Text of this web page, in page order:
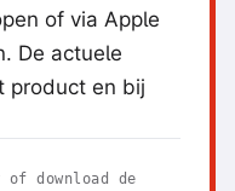
of via Apple
De actuele
product en bij
of download de